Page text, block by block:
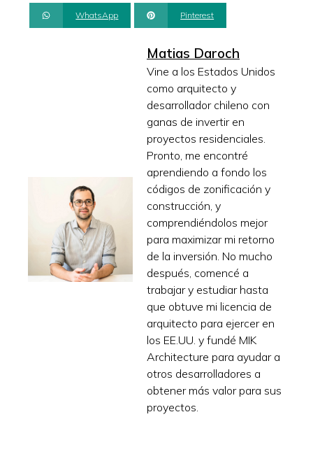
WhatsApp Pinterest
Matias Daroch
Vine a los Estados Unidos
como arquitecto y
desarrollador chileno con
ganas de invertir en
proyectos residenciales.
Pronto, me encontré
aprendiendo a fondo los
códigos de zonificación y
construcción, y
comprendiéndolos mejor
para maximizar mi retorno
de la inversión. No mucho
después, comencé a
trabajar y estudiar hasta
que obtuve mi licencia de
arquitecto para ejercer en
los EE.UU. y fundé MIK
Architecture para ayudar a
otros desarrolladores a
obtener más valor para sus
proyectos.